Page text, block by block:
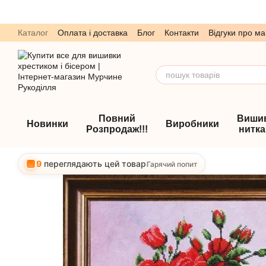
Каталог Оплата і доставка Блог Контакти
Відгуки про
Обмін та повернення
Угода користувача
Новинки
Повний
Розпродаж!!!
Виробники
9 переглядають цей товарГарячий попит